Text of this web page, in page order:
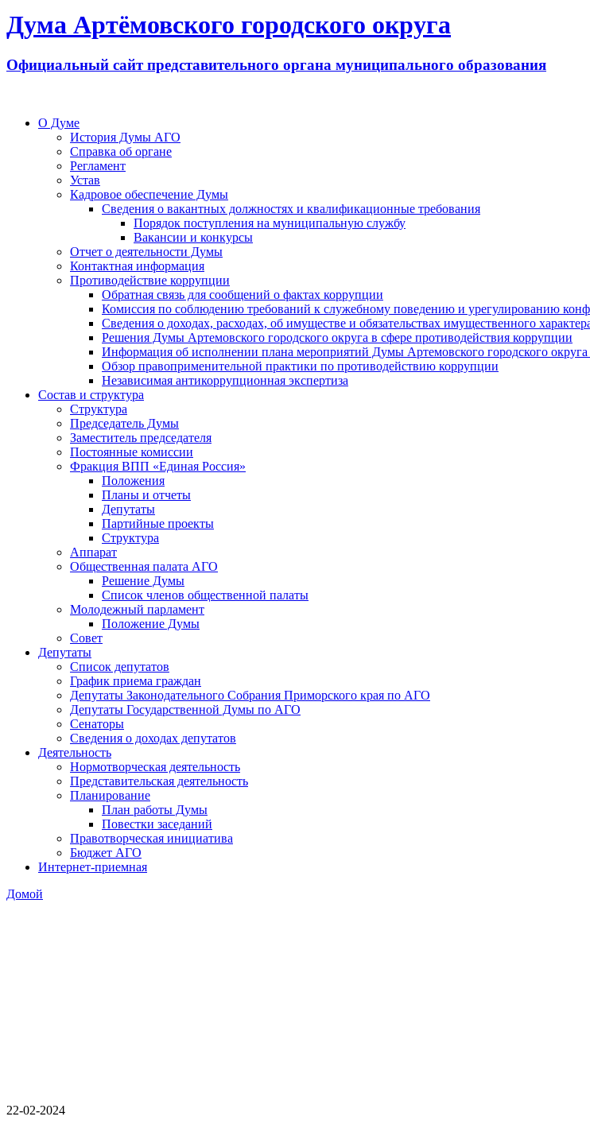
Дума Артёмовского городского округа
Официальный сайт представительного органа муниципального образования
О Думе
История Думы АГО
Справка об органе
Регламент
Устав
Кадровое обеспечение Думы
Сведения о вакантных должностях и квалификационные требования
Порядок поступления на муниципальную службу
Вакансии и конкурсы
Отчет о деятельности Думы
Контактная информация
Противодействие коррупции
Обратная связь для сообщений о фактах коррупции
Комиссия по соблюдению требований к служебному поведению и урегулированию
Сведения о доходах, расходах, об имуществе и обязательствах имущественного
Решения Думы Артемовского городского округа в сфере противодействия коррупции
Информация об исполнении плана мероприятий Думы Артемовского городского
Обзор правоприменительной практики по противодействию коррупции
Независимая антикоррупционная экспертиза
Состав и структура
Структура
Председатель Думы
Заместитель председателя
Постоянные комиссии
Фракция ВПП «Единая Россия»
Положения
Планы и отчеты
Депутаты
Партийные проекты
Структура
Аппарат
Общественная палата АГО
Решение Думы
Список членов общественной палаты
Молодежный парламент
Положение Думы
Совет
Депутаты
Список депутатов
График приема граждан
Депутаты Законодательного Собрания Приморского края по АГО
Депутаты Государственной Думы по АГО
Сенаторы
Сведения о доходах депутатов
Деятельность
Нормотворческая деятельность
Представительская деятельность
Планирование
План работы Думы
Повестки заседаний
Правотворческая инициатива
Бюджет АГО
Интернет-приемная
Домой
22-02-2024